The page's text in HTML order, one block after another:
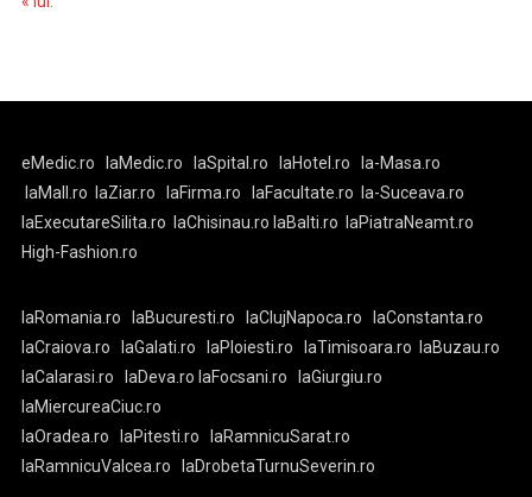
eMedic.ro laMedic.ro laSpital.ro laHotel.ro
la-Masa.ro
laMall.ro
laZiar.ro laFirma.ro laFacultate.ro
la-Suceava.ro
laExecutareSilita.ro
laChisinau.ro laBalti.ro
laPiatraNeamt.ro
High-Fashion.ro
laRomania.ro laBucuresti.ro laClujNapoca.ro
laConstanta.ro
laCraiova.ro
laGalati.ro laPloiesti.ro laTimisoara.ro
laBuzau.ro
laCalarasi.ro
laDeva.ro laFocsani.ro
laGiurgiu.ro
laMiercureaCiuc.ro
laOradea.ro
laPitesti.ro
laRamnicuSarat.ro
laRamnicuValcea.ro
laDrobetaTurnuSeverin.ro